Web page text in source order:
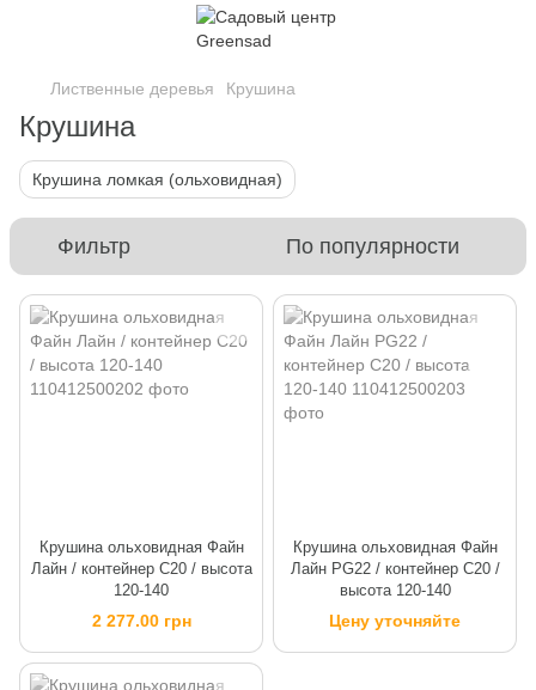
Лиственные деревья Крушина
Крушина
Крушина ломкая (ольховидная)
Фильтр По популярности
Крушина ольховидная Файн
Лайн / контейнер C20 / высота
120-140
2 277.00 грн
Крушина ольховидная Файн
Лайн PG22 / контейнер C20 /
высота 120-140
Цену уточняйте